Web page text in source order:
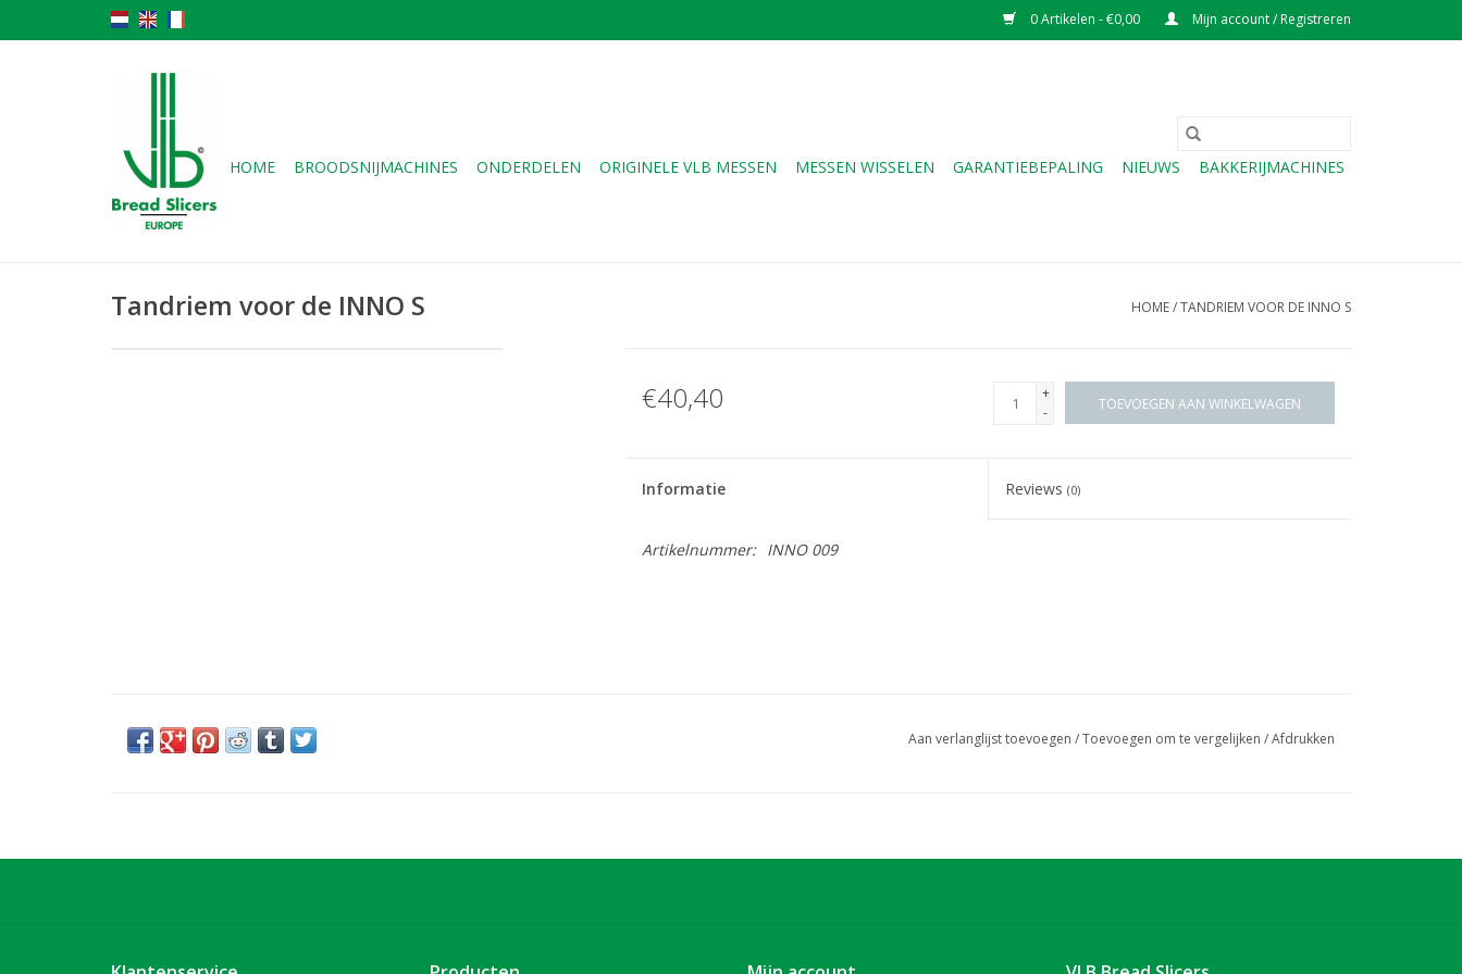
0 Artikelen - €0,00 Mijn account / Registreren
HOME BROODSNIJMACHINES ONDERDELEN ORIGINELE VLB MESSEN MESSEN WISSELEN GARANTIEBEPALING NIEUWS BAKKERIJMACHINES
Tandriem voor de INNO S HOME/TANDRIEM VOOR DE INNO S
€40,40
+
-
TOEVOEGEN AAN WINKELWAGEN
Informatie Reviews(0)
Artikelnummer: INNO 009
Aan verlanglijst toevoegen /Toevoegen om te vergelijken /Afdrukken